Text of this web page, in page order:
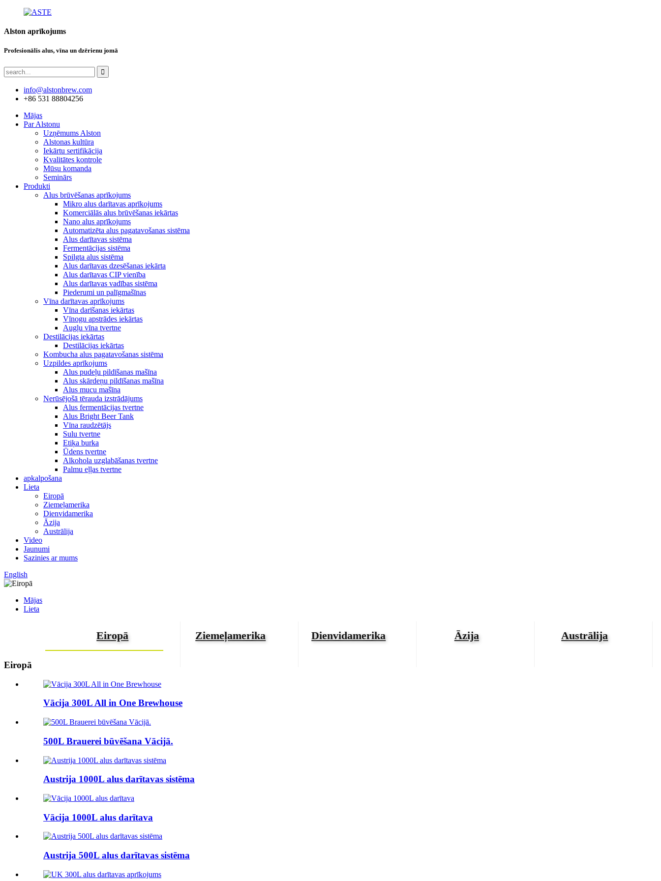
Alston aprīkojums
Profesionālis alus, vīna un dzērienu jomā
info@alstonbrew.com
+86 531 88804256
Mājas
Par Alstonu
Uzņēmums Alston
Alstonas kultūra
Iekārtu sertifikācija
Kvalitātes kontrole
Mūsu komanda
Seminārs
Produkti
Alus brūvēšanas aprīkojums
Mikro alus darītavas aprīkojums
Komerciālās alus brūvēšanas iekārtas
Nano alus aprīkojums
Automatizēta alus pagatavošanas sistēma
Alus darītavas sistēma
Fermentācijas sistēma
Spilgta alus sistēma
Alus darītavas dzesēšanas iekārta
Alus darītavas CIP vienība
Alus darītavas vadības sistēma
Piederumi un palīgmašīnas
Vīna darītavas aprīkojums
Vīna darīšanas iekārtas
Vīnogu apstrādes iekārtas
Augļu vīna tvertne
Destilācijas iekārtas
Destilācijas iekārtas
Kombucha alus pagatavošanas sistēma
Uzpildes aprīkojums
Alus pudeļu pildīšanas mašīna
Alus skārdeņu pildīšanas mašīna
Alus mucu mašīna
Nerūsējošā tērauda izstrādājums
Alus fermentācijas tvertne
Alus Bright Beer Tank
Vīna raudzētājs
Sulu tvertne
Etiķa burka
Ūdens tvertne
Alkohola uzglabāšanas tvertne
Palmu eļļas tvertne
apkalpošana
Lieta
Eiropā
Ziemeļamerika
Dienvidamerika
Āzija
Austrālija
Video
Jaunumi
Sazinies ar mums
English
Mājas
Lieta
Eiropā Ziemeļamerika Dienvidamerika Āzija Austrālija
Eiropā
Vācija 300L All in One Brewhouse
500L Brauerei būvēšana Vācijā.
Austrija 1000L alus darītavas sistēma
Vācija 1000L alus darītava
Austrija 500L alus darītavas sistēma